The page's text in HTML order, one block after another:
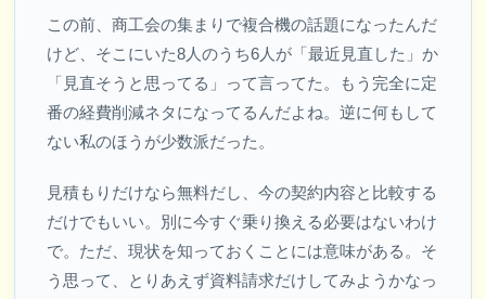
この前、商工会の集まりで複合機の話題になったんだ
けど、そこにいた8人のうち6人が「最近見直した」か
「見直そうと思ってる」って言ってた。もう完全に定
番の経費削減ネタになってるんだよね。逆に何もして
ない私のほうが少数派だった。
見積もりだけなら無料だし、今の契約内容と比較する
だけでもいい。別に今すぐ乗り換える必要はないわけ
で。ただ、現状を知っておくことには意味がある。そ
う思って、とりあえず資料請求だけしてみようかなっ